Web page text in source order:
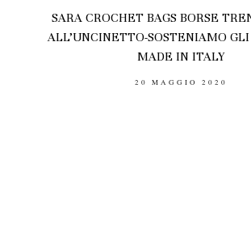
SARA CROCHET BAGS BORSE
ALL’UNCINETTO-SOSTENIAMO
MADE IN ITALY
POSTED
20 MAGGIO 2020